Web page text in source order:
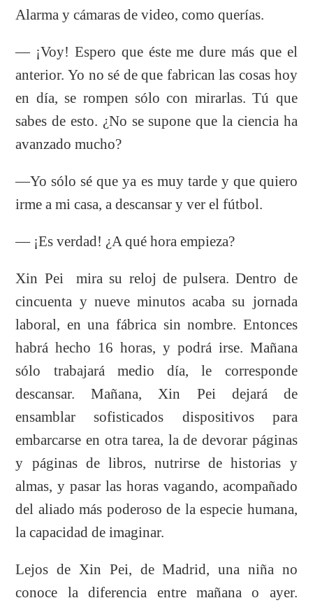
Alarma y cámaras de video, como querías.
— ¡Voy! Espero que éste me dure más que el
anterior. Yo no sé de que fabrican las cosas hoy
en día, se rompen sólo con mirarlas. Tú que
sabes de esto. ¿No se supone que la ciencia ha
avanzado mucho?
—Yo sólo sé que ya es muy tarde y que quiero
irme a mi casa, a descansar y ver el fútbol.
— ¡Es verdad! ¿A qué hora empieza?
Xin Pei mira su reloj de pulsera. Dentro de
cincuenta y nueve minutos acaba su jornada
laboral, en una fábrica sin nombre. Entonces
habrá hecho 16 horas, y podrá irse. Mañana
sólo trabajará medio día, le corresponde
descansar. Mañana, Xin Pei dejará de
ensamblar sofisticados dispositivos para
embarcarse en otra tarea, la de devorar páginas
y páginas de libros, nutrirse de historias y
almas, y pasar las horas vagando, acompañado
del aliado más poderoso de la especie humana,
la capacidad de imaginar.
Lejos de Xin Pei, de Madrid, una niña no
conoce la diferencia entre mañana o ayer.